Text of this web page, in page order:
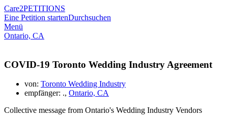
Care2PETITIONS
Eine Petition startenDurchsuchen
Menü
Ontario, CA
COVID-19 Toronto Wedding Industry Agreement
von: Toronto Wedding Industry
empfänger: ., Ontario, CA
Collective message from Ontario's Wedding Industry Vendors